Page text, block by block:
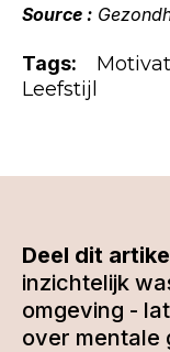
Source :
Tags:
Leefstijl
Deel dit
inzichtelijk
omgeving -
over mentale